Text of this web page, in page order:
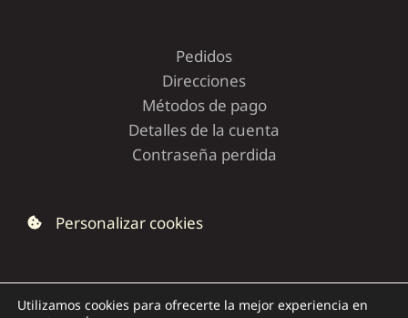
Pedidos
Direcciones
Métodos de pago
Detalles de la cuenta
Contraseña perdida
Personalizar cookies
Utilizamos cookies para ofrecerte la mejor experiencia en